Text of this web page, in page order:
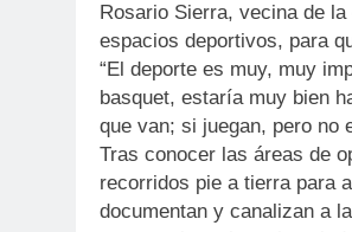
Rosario Sierra, vecina de
espacios deportivos, para
“El deporte es muy, muy
basquet, estaría muy bien
que van; si juegan, pero no
Tras conocer las áreas de
recorridos pie a tierra para
documentan y canalizan a